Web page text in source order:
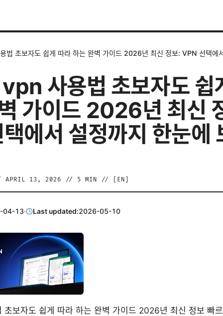
법 초보자도 쉽게 따라 하는 완벽 가이드 2026년 최신 정보: VPN 선택에
사용법 초보자도 쉽
가이드 2026년 최신
에서 설정까지 한눈에
APRIL 13, 2026 // 5 MIN // [ EN
04-13· Last updated:2026-05-10
보자도 쉽게 따라 하는 완벽 가이드 2026년 최신 정보 빠르